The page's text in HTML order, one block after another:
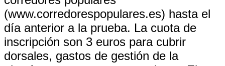
(www.corredorespopulares.es) hasta el
día anterior a la prueba. La cuota de
inscripción son 3 euros para cubrir
dorsales, gastos de gestión de la